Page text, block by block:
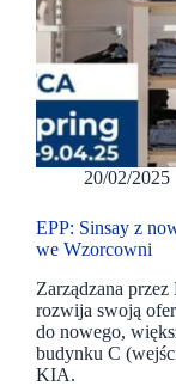
20/02/2025
EPP: Sinsay z
we Wzorcowni
Zarządzana
rozwija swoją
do nowego,
budynku C
KIA.